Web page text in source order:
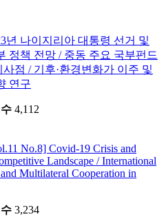
년 나이지리아 대통령 선거 및
정책 전망 / 중동 주요 국부펀드
점 / 기후·환경변화가 이주 및
연구
4,112
No.8] Covid-19 Crisis and
Landscape / International
Multilateral Cooperation in
3,234